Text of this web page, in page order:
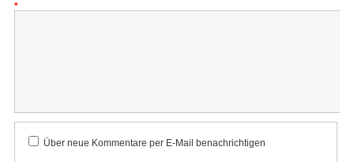
*
Kommentar
Über neue Kommentare per E-Mail benachrichtigen